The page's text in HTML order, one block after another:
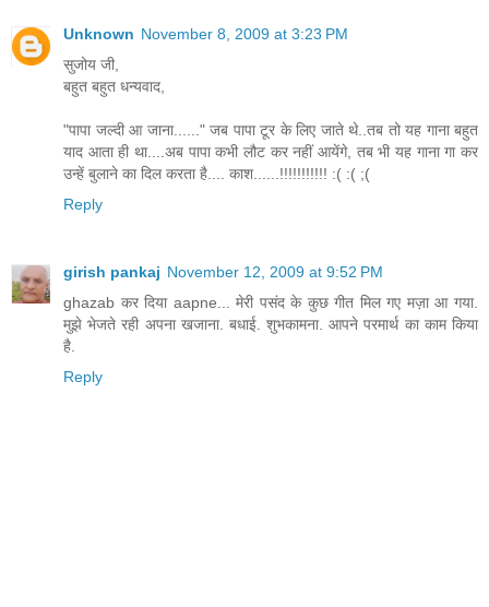
Unknown November 8, 2009 at 3:23 PM
सुजोय जी,
बहुत बहुत धन्यवाद,
"पापा जल्दी आ जाना......" जब पापा टूर के लिए जाते थे..तब तो यह गाना बहुत
याद आता ही था....अब पापा कभी लौट कर नहीं आयेंगे, तब भी यह गाना गा कर
उन्हें बुलाने का दिल करता है.... काश......!!!!!!!!!!! :( :( ;(
Reply
girish pankaj November 12, 2009 at 9:52 PM
ghazab कर दिया aapne... मेरी पसंद के कुछ गीत मिल गए मज़ा आ गया.
मुझे भेजते रही अपना खजाना. बधाई. शुभकामना. आपने परमार्थ का काम किया
है.
Reply